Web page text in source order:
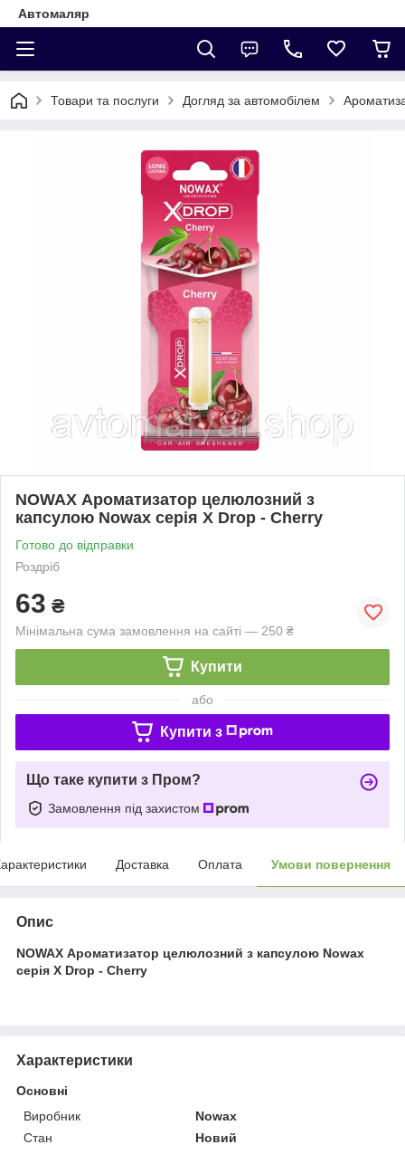
Автомаляр
Товари та послуги Догляд за автомобілем
NOWAX Ароматизатор целюлозний з
капсулою Nowax серія X Drop - Cherry
Готово до відправки
Роздріб
63 ₴
Мінімальна сума замовлення на сайті — 250 ₴
Купити
або
Купити з
Що таке купити з Пром?
Замовлення під захистом
Доставка Оплата Умови повернення
Опис
NOWAX Ароматизатор целюлозний з капсулою Nowax
серія X Drop - Cherry
Характеристики
Основні
Виробник
Nowax
Стан
Новий